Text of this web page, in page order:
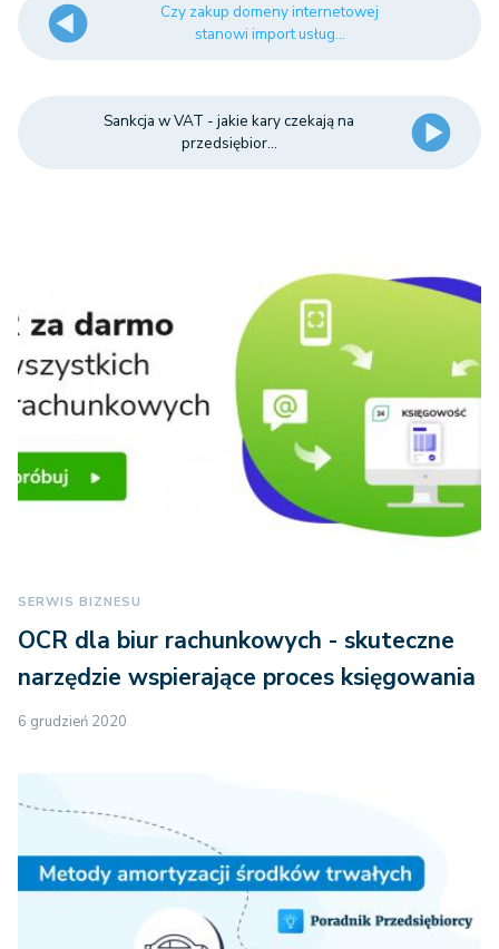
Czy zakup domeny internetowej
stanowi import usług...
Sankcja w VAT - jakie kary czekają na
przedsiębior...
SERWIS BIZNESU
OCR dla biur rachunkowych - skuteczne
narzędzie wspierające proces księgowania
6 grudzień 2020